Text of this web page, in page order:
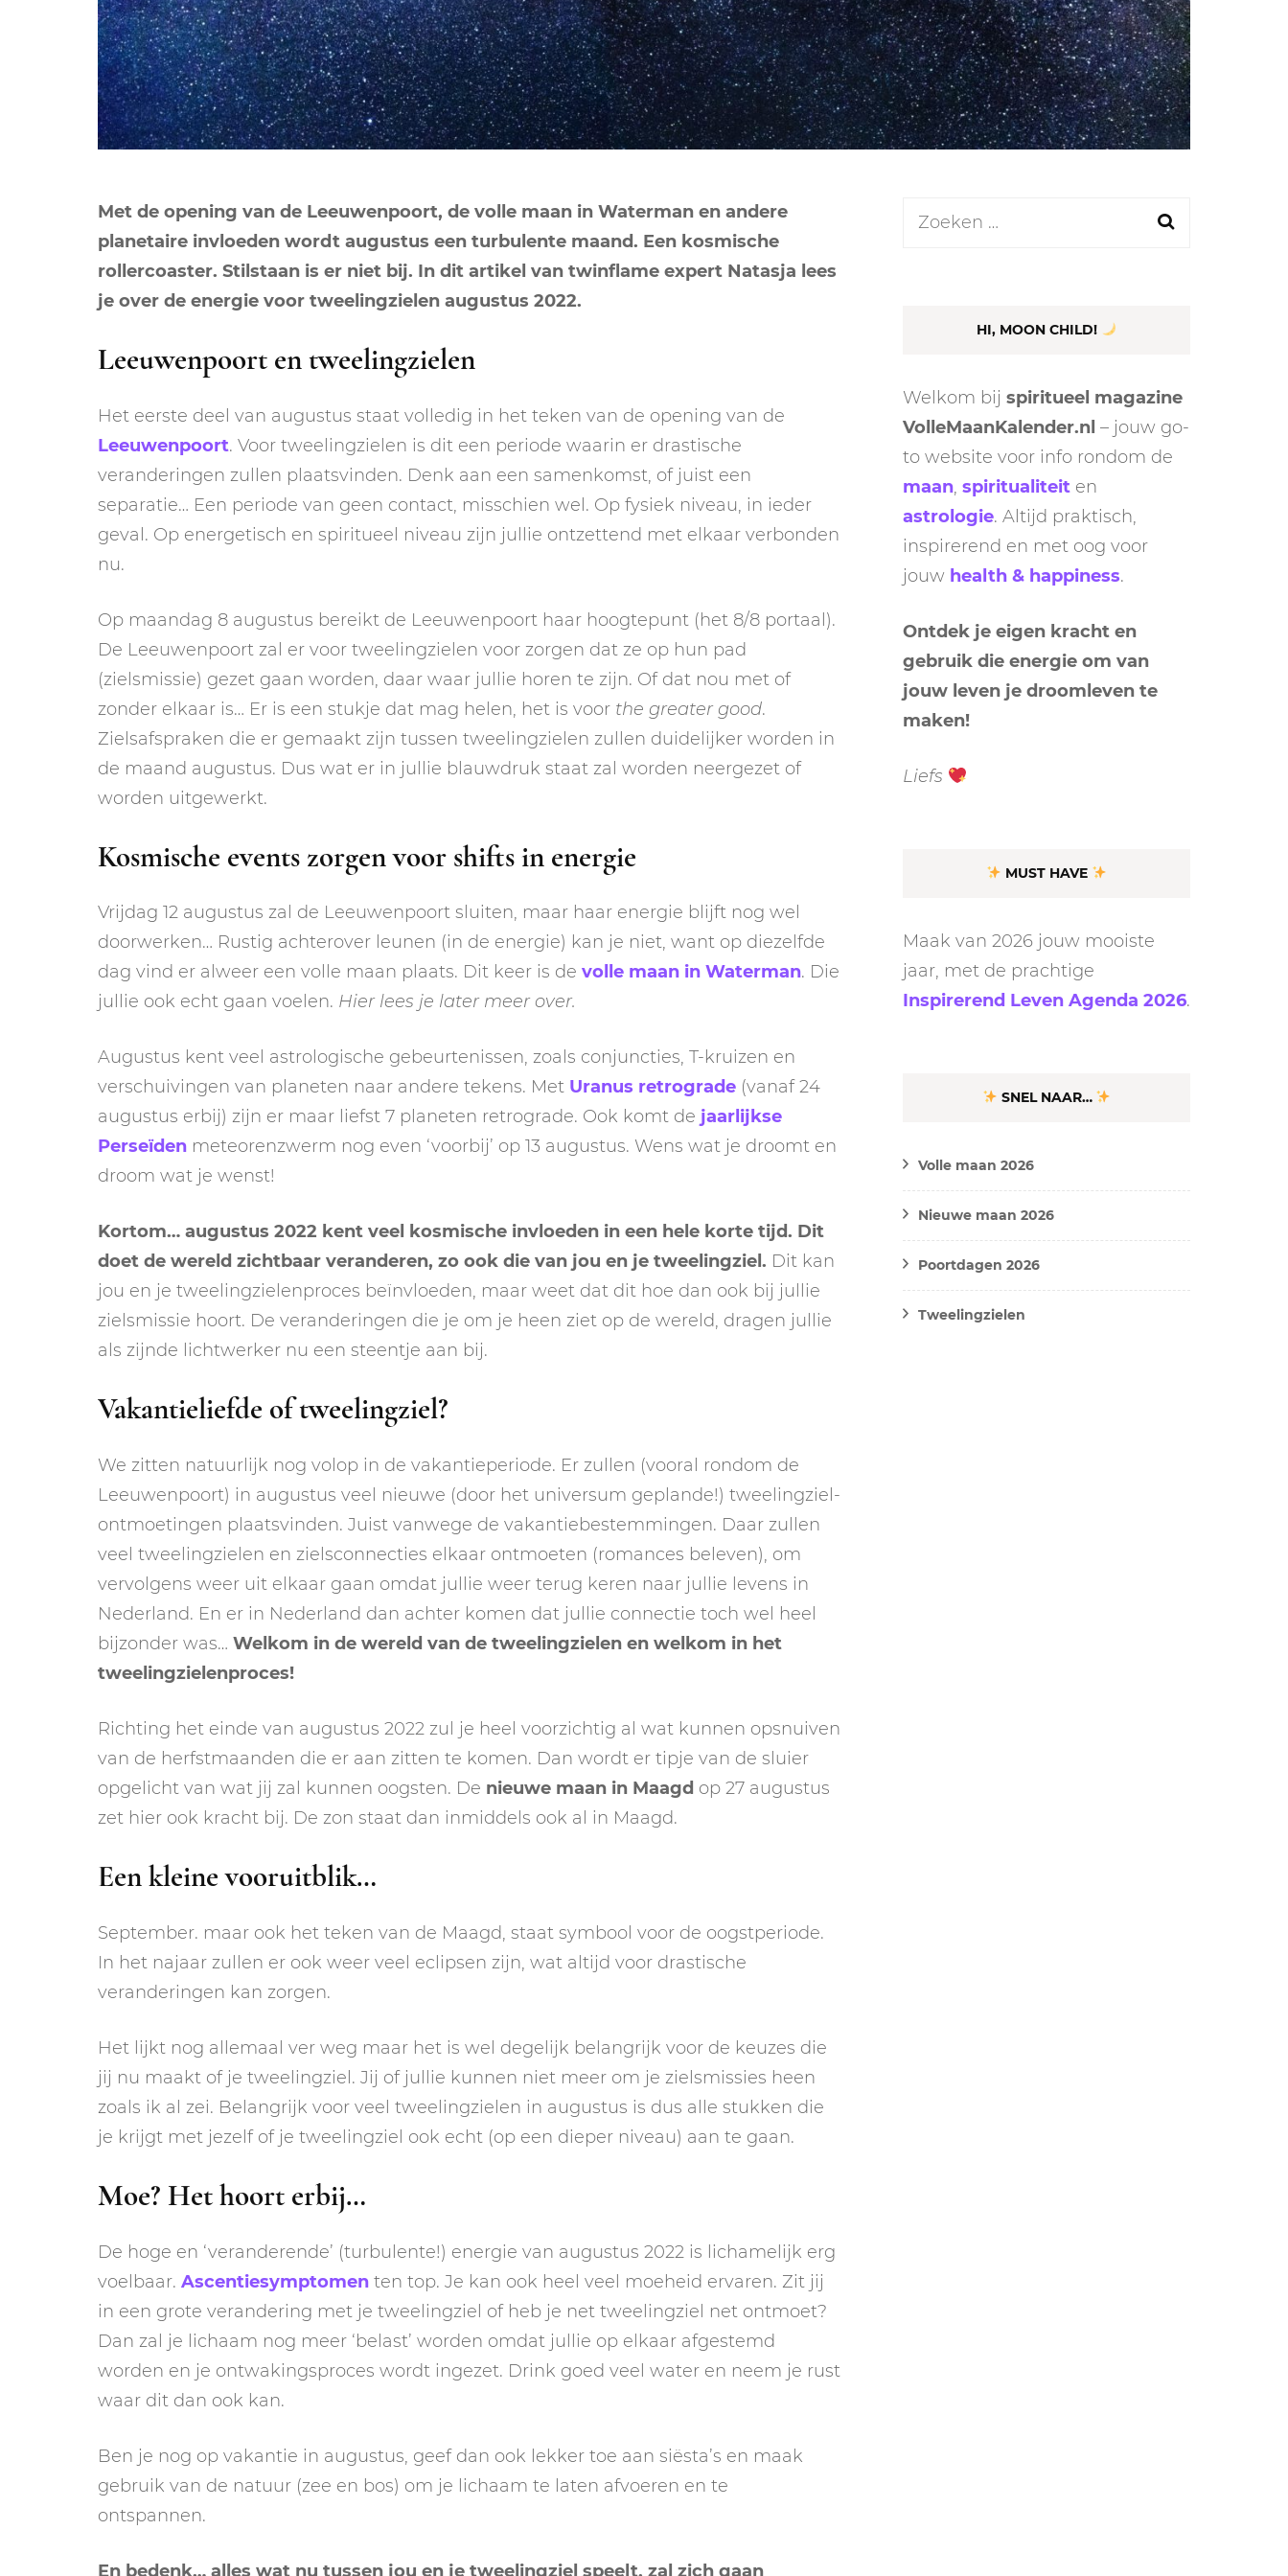
NEGENDE HUIS
TIENDE HUIS
ELFDE HUIS
NEPTUNUS
PLUTO
CHIRON
ORAKEL
RITUELEN
NIEUWE MAAN
RITUELEN
MERCURIUS
RETROGRADE RITUEEL
SPIRIT ANIMALS
Met de opening van de Leeuwenpoort, de volle maan in Waterman en andere
planetaire invloeden wordt augustus een turbulente maand. Een kosmische
rollercoaster. Stilstaan is er niet bij. In dit artikel van twinflame expert Natasja lees
je over de energie voor tweelingzielen augustus 2022.
Leeuwenpoort en tweelingzielen
Het eerste deel van augustus staat volledig in het teken van de opening van de
Leeuwenpoort. Voor tweelingzielen is dit een periode waarin er drastische
veranderingen zullen plaatsvinden. Denk aan een samenkomst, of juist een
separatie… Een periode van geen contact, misschien wel. Op fysiek niveau, in ieder
geval. Op energetisch en spiritueel niveau zijn jullie ontzettend met elkaar verbonden
nu.
Op maandag 8 augustus bereikt de Leeuwenpoort haar hoogtepunt (het 8/8 portaal).
De Leeuwenpoort zal er voor tweelingzielen voor zorgen dat ze op hun pad
(zielsmissie) gezet gaan worden, daar waar jullie horen te zijn. Of dat nou met of
zonder elkaar is… Er is een stukje dat mag helen, het is voor the greater good.
Zielsafspraken die er gemaakt zijn tussen tweelingzielen zullen duidelijker worden in
de maand augustus. Dus wat er in jullie blauwdruk staat zal worden neergezet of
worden uitgewerkt.
Kosmische events zorgen voor shifts in energie
Vrijdag 12 augustus zal de Leeuwenpoort sluiten, maar haar energie blijft nog wel
doorwerken… Rustig achterover leunen (in de energie) kan je niet, want op diezelfde
dag vind er alweer een volle maan plaats. Dit keer is de volle maan in Waterman. Die
jullie ook echt gaan voelen. Hier lees je later meer over.
Augustus kent veel astrologische gebeurtenissen, zoals conjuncties, T-kruizen en
verschuivingen van planeten naar andere tekens. Met Uranus retrograde (vanaf 24
augustus erbij) zijn er maar liefst 7 planeten retrograde. Ook komt de jaarlijkse
Perseïden meteorenzwerm nog even ‘voorbij’ op 13 augustus. Wens wat je droomt en
droom wat je wenst!
Kortom… augustus 2022 kent veel kosmische invloeden in een hele korte tijd. Dit
doet de wereld zichtbaar veranderen, zo ook die van jou en je tweelingziel. Dit kan
jou en je tweelingzielenproces beïnvloeden, maar weet dat dit hoe dan ook bij jullie
zielsmissie hoort. De veranderingen die je om je heen ziet op de wereld, dragen jullie
als zijnde lichtwerker nu een steentje aan bij.
Vakantieliefde of tweelingziel?
We zitten natuurlijk nog volop in de vakantieperiode. Er zullen (vooral rondom de
Leeuwenpoort) in augustus veel nieuwe (door het universum geplande!) tweelingziel-
ontmoetingen plaatsvinden. Juist vanwege de vakantiebestemmingen. Daar zullen
veel tweelingzielen en zielsconnecties elkaar ontmoeten (romances beleven), om
vervolgens weer uit elkaar gaan omdat jullie weer terug keren naar jullie levens in
Nederland. En er in Nederland dan achter komen dat jullie connectie toch wel heel
bijzonder was… Welkom in de wereld van de tweelingzielen en welkom in het
tweelingzielenproces!
Richting het einde van augustus 2022 zul je heel voorzichtig al wat kunnen opsnuiven
van de herfstmaanden die er aan zitten te komen. Dan wordt er tipje van de sluier
opgelicht van wat jij zal kunnen oogsten. De nieuwe maan in Maagd op 27 augustus
zet hier ook kracht bij. De zon staat dan inmiddels ook al in Maagd.
Een kleine vooruitblik…
September. maar ook het teken van de Maagd, staat symbool voor de oogstperiode.
In het najaar zullen er ook weer veel eclipsen zijn, wat altijd voor drastische
veranderingen kan zorgen.
Het lijkt nog allemaal ver weg maar het is wel degelijk belangrijk voor de keuzes die
jij nu maakt of je tweelingziel. Jij of jullie kunnen niet meer om je zielsmissies heen
zoals ik al zei. Belangrijk voor veel tweelingzielen in augustus is dus alle stukken die
je krijgt met jezelf of je tweelingziel ook echt (op een dieper niveau) aan te gaan.
Moe? Het hoort erbij…
De hoge en ‘veranderende’ (turbulente!) energie van augustus 2022 is lichamelijk erg
voelbaar. Ascentiesymptomen ten top. Je kan ook heel veel moeheid ervaren. Zit jij
in een grote verandering met je tweelingziel of heb je net tweelingziel net ontmoet?
Dan zal je lichaam nog meer ‘belast’ worden omdat jullie op elkaar afgestemd
worden en je ontwakingsproces wordt ingezet. Drink goed veel water en neem je rust
waar dit dan ook kan.
Ben je nog op vakantie in augustus, geef dan ook lekker toe aan siësta’s en maak
gebruik van de natuur (zee en bos) om je lichaam te laten afvoeren en te
ontspannen.
En bedenk… alles wat nu tussen jou en je tweelingziel speelt, zal zich gaan
Zoeken
HI, MOON CHILD!
Welkom bij spiritueel magazine
VolleMaanKalender.nl – jouw go-
to website voor info rondom de
maan, spiritualiteit en
astrologie. Altijd praktisch,
inspirerend en met oog voor
jouw health & happiness.
Ontdek je eigen kracht en
gebruik die energie om van
jouw leven je droomleven te
maken!
Liefs
MUST HAVE
Maak van 2026 jouw mooiste
jaar, met de prachtige
Inspirerend Leven Agenda 2026.
SNEL NAAR…
Volle maan 2026
Nieuwe maan 2026
Poortdagen 2026
Tweelingzielen